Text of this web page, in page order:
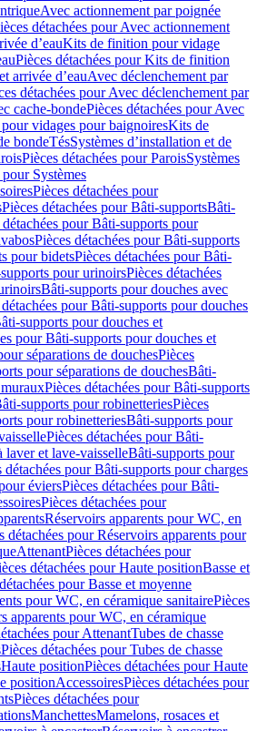
Avec actionnement par poignée
détachées pour Avec actionnement
d’eauKits de finition pour vidage
Pièces détachées pour Kits de finition
arrivée d’eauAvec déclenchement par
détachées pour Avec déclenchement par
cache-bondePièces détachées pour Avec
vidages pour baignoiresKits de
bondeTésSystèmes d’installation et de
Pièces détachées pour ParoisSystèmes
pour Systèmes
Pièces détachées pour
Pièces détachées pour Bâti-supportsBâti-
détachées pour Bâti-supports pour
Pièces détachées pour Bâti-supports
pour bidetsPièces détachées pour Bâti-
pour urinoirsPièces détachées
Bâti-supports pour douches avec
détachées pour Bâti-supports pour douches
supports pour douches et
pour Bâti-supports pour douches et
séparations de douchesPièces
pour séparations de douchesBâti-
Pièces détachées pour Bâti-supports
supports pour robinetteriesPièces
pour robinetteriesBâti-supports pour
Pièces détachées pour Bâti-
laver et lave-vaisselleBâti-supports pour
détachées pour Bâti-supports pour charges
éviersPièces détachées pour Bâti-
Pièces détachées pour
Réservoirs apparents pour WC, en
détachées pour Réservoirs apparents pour
AttenantPièces détachées pour
détachées pour Haute positionBasse et
pour Basse et moyenne
pour WC, en céramique sanitairePièces
apparents pour WC, en céramique
pour AttenantTubes de chasse
Pièces détachées pour Tubes de chasse
Haute positionPièces détachées pour Haute
positionAccessoiresPièces détachées pour
Pièces détachées pour
ManchettesMamelons, rosaces et